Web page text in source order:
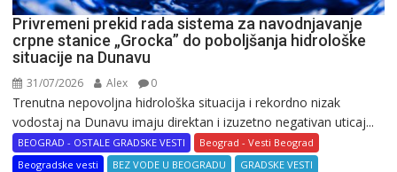
Privremeni prekid rada sistema za navodnjavanje
crpne stanice „Grocka” do poboljšanja hidrološke
situacije na Dunavu
31/07/2026 Alex 0
Trenutna nepovoljna hidrološka situacija i rekordno nizak
vodostaj na Dunavu imaju direktan i izuzetno negativan uticaj...
BEOGRAD - OSTALE GRADSKE VESTI
Beograd - Vesti Beograd
Beogradske vesti
BEZ VODE U BEOGRADU
GRADSKE VESTI